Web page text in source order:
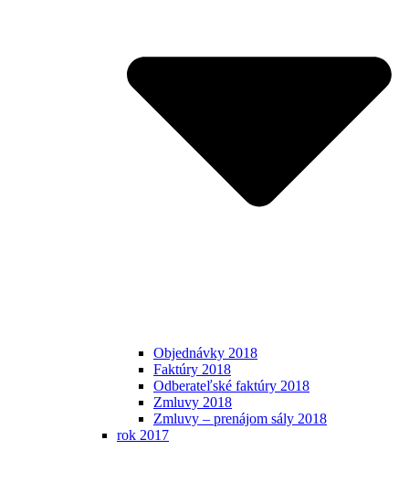
Objednávky 2018
Faktúry 2018
Odberateľské faktúry 2018
Zmluvy 2018
Zmluvy – prenájom sály 2018
rok 2017